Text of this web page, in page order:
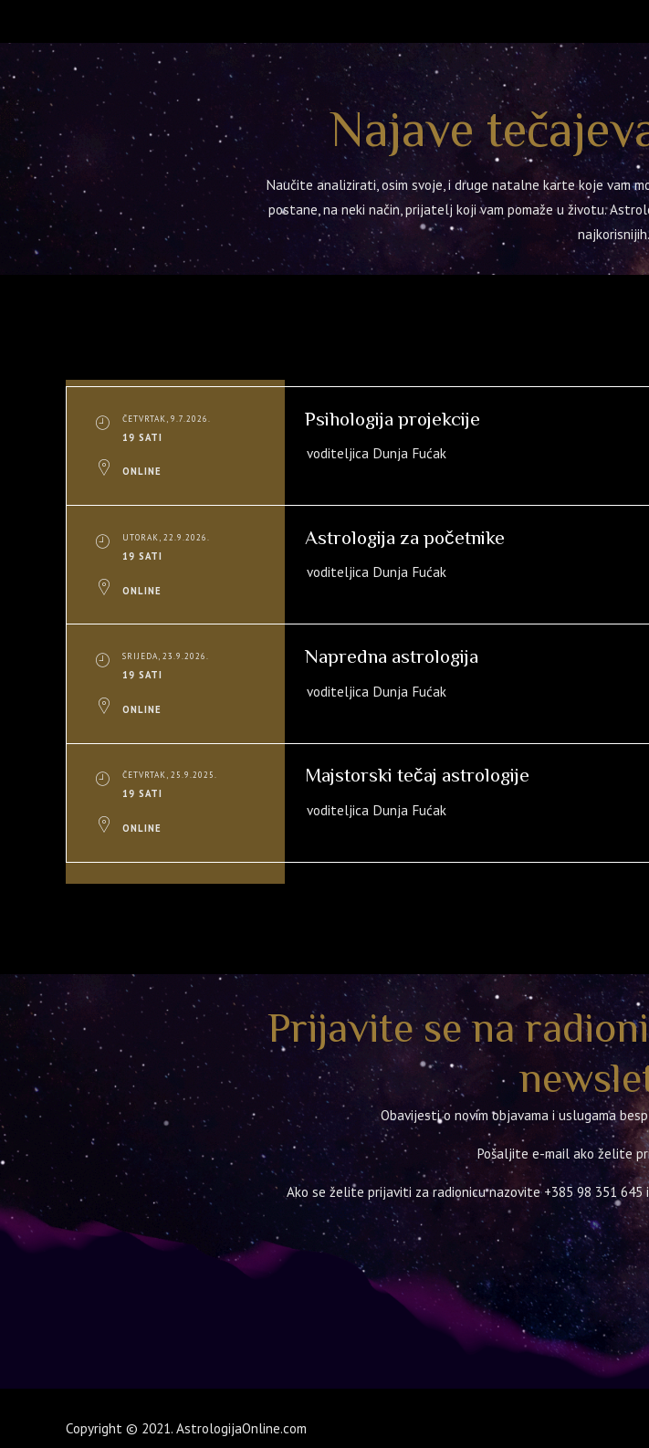
Najave
Naučite analizirati, osim svoje, i druge natalne karte koje vam
postane, na neki način, prijatelj koji vam pomaže u životu.
najkorisnijih.
ČETVRTAK, 9.7.2026.
19 SATI
ONLINE
Psihologija projekcije
voditeljica Dunja Fućak
UTORAK, 22.9.2026.
19 SATI
ONLINE
Astrologija za početnike
voditeljica Dunja Fućak
SRIJEDA, 23.9.2026.
19 SATI
ONLINE
Napredna astrologija
voditeljica Dunja Fućak
ČETVRTAK, 25.9.2025.
19 SATI
ONLINE
Majstorski tečaj astrologije
voditeljica Dunja Fućak
Prijavite se na
Obavijesti o novim objavama i uslugama
Pošaljite e-mail ako želite
Ako se želite prijaviti za radionicu nazovite+385 98 351 645
Copyright © 2021. AstrologijaOnline.com